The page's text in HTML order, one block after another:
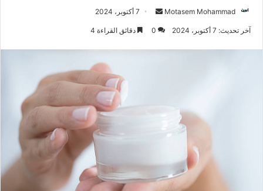
Motasem Mohammad 7 أكتوبر، 2024
آخر تحديث: 7 أكتوبر، 2024 0 دقائق القراءة 4